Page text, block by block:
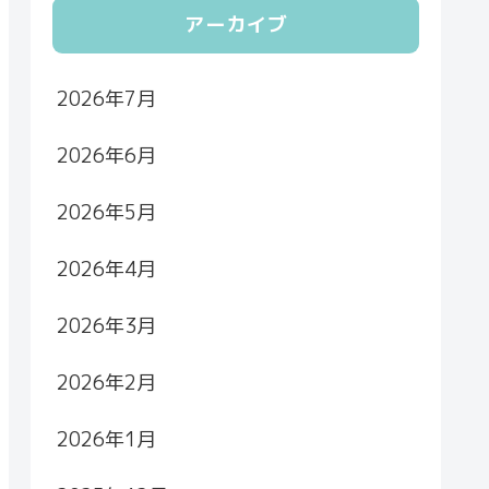
アーカイブ
2026年7月
2026年6月
2026年5月
2026年4月
2026年3月
2026年2月
2026年1月